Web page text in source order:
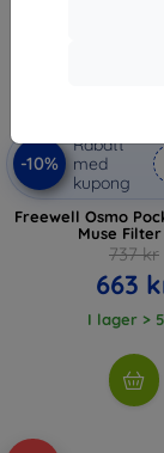
-10%
Rabatt
med
kupong
Freewell Osmo
Muse
737 kr
663
I lager >